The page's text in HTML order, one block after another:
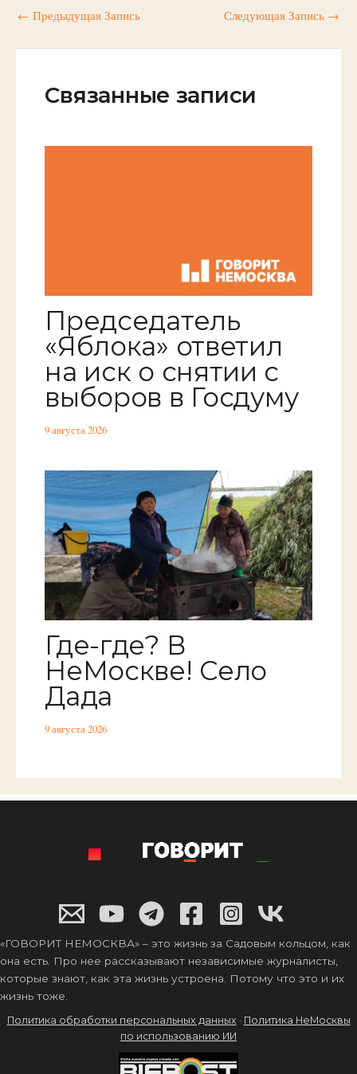
← Предыдущая Запись Следующая Запись →
Связанные записи
Председатель
«Яблока» ответил
на иск о снятии с
выборов в Госдуму
9 августа 2026
Где-где? В
НеМоскве! Село
Дада
9 августа 2026
«ГОВОРИТ НЕМОСКВА» – это жизнь за Садовым кольцом, как
она есть. Про нее рассказывают независимые журналисты,
которые знают, как эта жизнь устроена. Потому что это и их
жизнь тоже.
Политика обработки персональных данных · Политика НеМосквы
по использованию ИИ